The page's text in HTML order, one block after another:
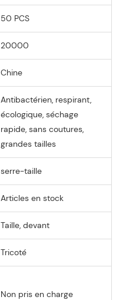
50 PCS
20000
Chine
Antibactérien, respirant,
écologique, séchage
rapide, sans coutures,
grandes tailles
serre-taille
Articles en stock
Taille, devant
Tricoté
Non pris en charge